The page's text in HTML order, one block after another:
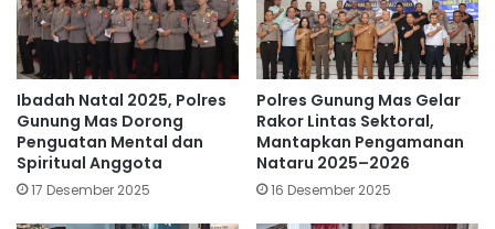
Ibadah Natal 2025, Polres
Gunung Mas Dorong
Penguatan Mental dan
Spiritual Anggota
17 Desember 2025
Polres Gunung Mas Gelar
Rakor Lintas Sektoral,
Mantapkan Pengamanan
Nataru 2025–2026
16 Desember 2025